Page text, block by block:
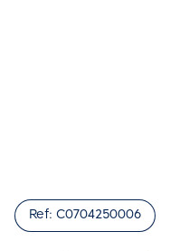
Ref: C0704250006เปรียบเทียบ